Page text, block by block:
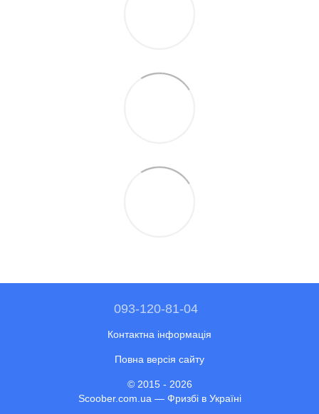
093-120-81-04
Контактна інформація
Повна версія сайту
© 2015 - 2026
Scoober.com.ua — Фризбі в Україні